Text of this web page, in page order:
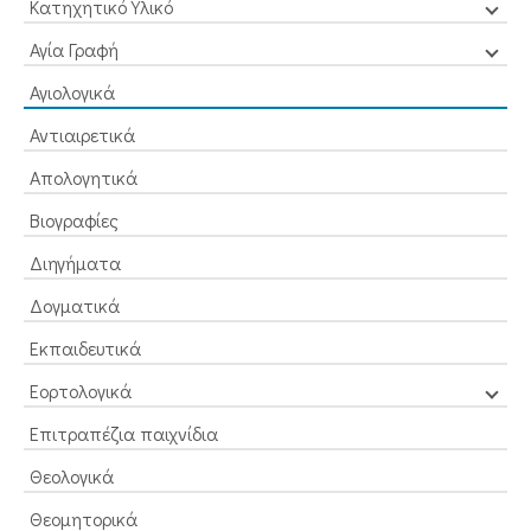
Κατηχητικό Υλικό
Αγία Γραφή
Αγιολογικά
Αντιαιρετικά
Απολογητικά
Βιογραφίες
Διηγήματα
Δογματικά
Εκπαιδευτικά
Εορτολογικά
Επιτραπέζια παιχνίδια
Θεολογικά
Θεομητορικά